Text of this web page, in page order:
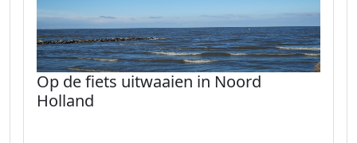
Op de fiets uitwaaien in Noord
Holland